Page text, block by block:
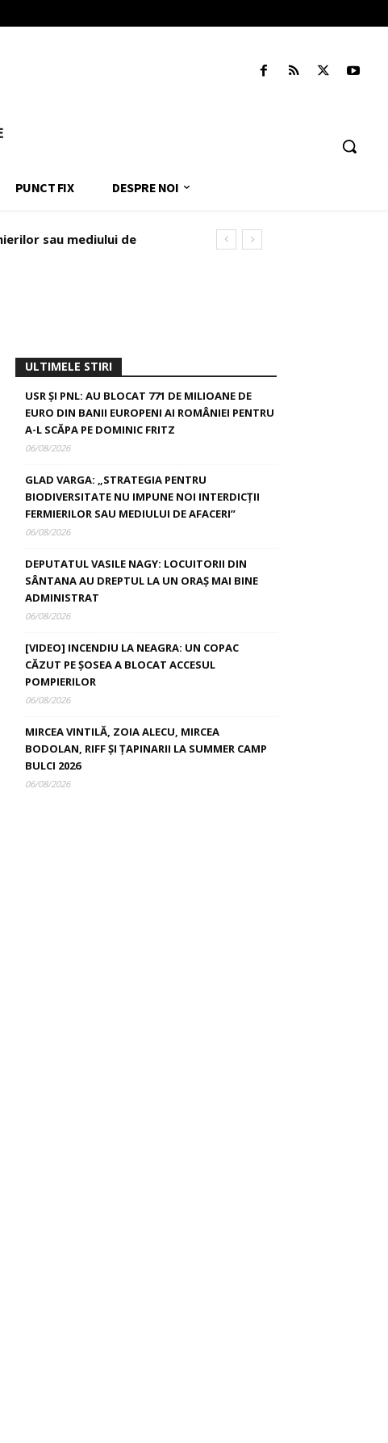
PUNCT FIX DESPRE NOI
sau mediului de
administrat
ULTIMELE STIRI
USR ȘI PNL: AU BLOCAT 771 DE MILIOANE DE
EURO DIN BANII EUROPENI AI ROMÂNIEI PENTRU
A-L SCĂPA PE DOMINIC FRITZ
06/08/2026
GLAD VARGA: „STRATEGIA PENTRU
BIODIVERSITATE NU IMPUNE NOI INTERDICȚII
FERMIERILOR SAU MEDIULUI DE AFACERI”
06/08/2026
DEPUTATUL VASILE NAGY: LOCUITORII DIN
SÂNTANA AU DREPTUL LA UN ORAȘ MAI BINE
ADMINISTRAT
06/08/2026
[VIDEO] INCENDIU LA NEAGRA: UN COPAC
CĂZUT PE ȘOSEA A BLOCAT ACCESUL
POMPIERILOR
06/08/2026
MIRCEA VINTILĂ, ZOIA ALECU, MIRCEA
BODOLAN, RIFF ȘI ȚAPINARII LA SUMMER CAMP
BULCI 2026
06/08/2026